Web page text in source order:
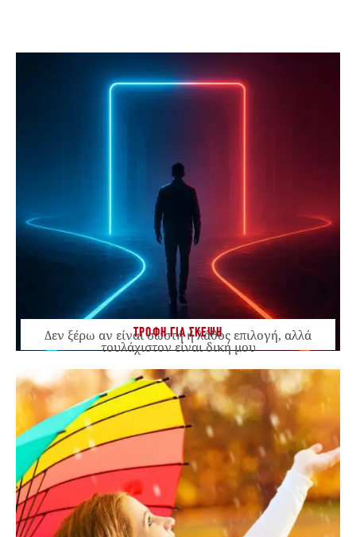
ΤΡΟΦΗ ΓΙΑ ΣΚΕΨΗ
Δεν ξέρω αν είναι σωστή ή λάθος επιλογή, αλλά
τουλάχιστον είναι δική μου